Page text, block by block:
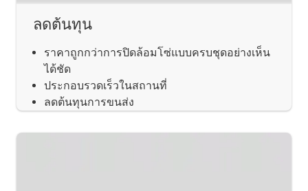
ลดต้นทุน
ราคาถูกกว่าการปิดล้อมโซ่แบบครบชุดอย่างเห็น
ได้ชัด
ประกอบรวดเร็วในสถานที่
ลดต้นทุนการขนส่ง